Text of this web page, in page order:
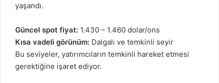
yaşandı.
Güncel spot fiyat: 1.430 – 1.460 dolar/ons
Kısa vadeli görünüm: Dalgalı ve temkinli seyir
Bu seviyeler, yatırımcıların temkinli hareket etmesi
gerektiğine işaret ediyor.